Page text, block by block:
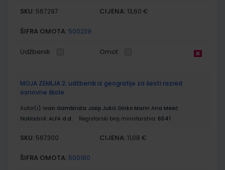
SKU: 567297 CIJENA: 13,60 €
ŠIFRA OMOTA: 500239
Udžbenik Omot
MOJA ZEMLJA 2; udžbenik iz geografije za šesti razred
osnovne škole
Autor(i): Ivan Gambiroža Josip Jukić Dinko Marin Ana Mesić
Nakladnik: ALFA d.d. Registarski broj ministarstva: 6541
SKU: 567300 CIJENA: 11,08 €
ŠIFRA OMOTA: 500160